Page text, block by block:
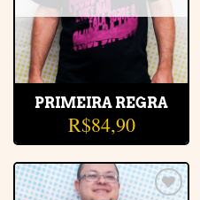
PRIMEIRA REGRA
R$84,90